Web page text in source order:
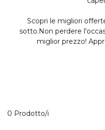
Scopri le migliori
sotto.Non perdere
miglior prezzo!
0 Prodotto/i